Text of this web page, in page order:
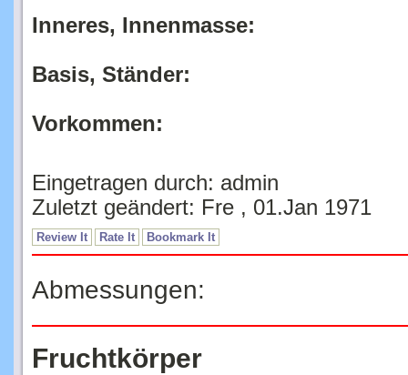
Inneres, Innenmasse:
Basis, Ständer:
Vorkommen:
Eingetragen durch: admin
Zuletzt geändert: Fre , 01.Jan 1971
Review It Rate It Bookmark It
Abmessungen:
Fruchtkörper